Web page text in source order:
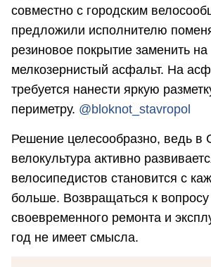
совместно с городским
предложили исполнителю
резиновое покрытие заменить на
мелкозернистый асфальт. На
требуется нанести яркую
периметру. @bloknot_stavropol
Решение целесообразно, ведь в
велокультура активно
велосипедистов становится с
больше. Возвращаться к вопросу
своевременного ремонта и
год не имеет смысла.